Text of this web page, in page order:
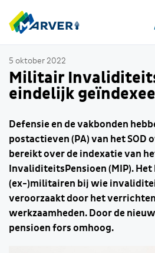
5 oktober 2022
Militair
eindelijk
Defensie en de vakbonden
postactieven (PA) van het SOD
bereikt over de indexatie van
InvaliditeitsPensioen (MIP).
(ex-)militairen bij wie
veroorzaakt door het
werkzaamheden. Door de
pensioen fors omhoog.